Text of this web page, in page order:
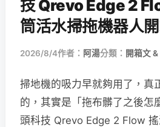
技 Qrevo Edge 2
筒活水掃拖機器人
2026/8/4作者： 阿湯分類： 開箱文 &
掃地機的吸力早就夠用了，真
的，其實是「拖布髒了之後怎
頭科技 Qrevo Edge 2 Flow